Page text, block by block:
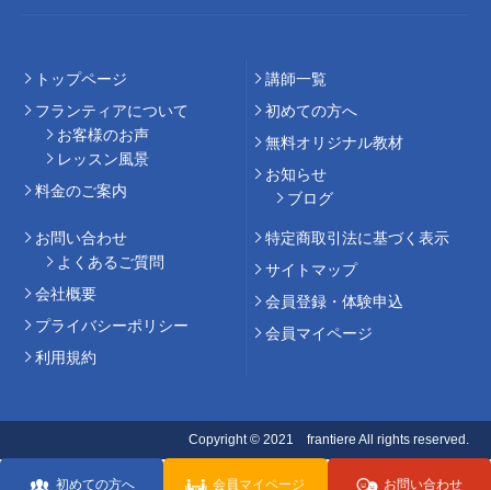
初めての方へ 会員マイページ お問い合わせ
トップページ
フランティアについて
お客様のお声
レッスン風景
料⾦のご案内
講師⼀覧
初めての⽅へ
無料オリジナル教材
お知らせ
ブログ
お問い合わせ
よくあるご質問
会社概要
プライバシーポリシー
利用規約
特定商取引法に基づく表示
サイトマップ
会員登録・体験申込
会員マイページ
Copyright © 2021 frantiere All rights reserved.